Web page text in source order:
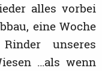
alles vorbei
eine Woche
unseres
…als wenn